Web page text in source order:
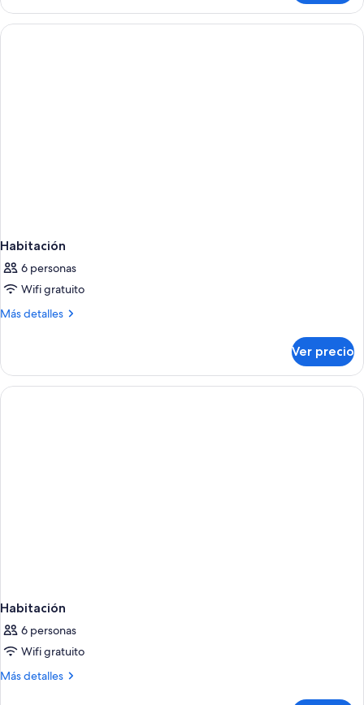
Habitación
6 personas
Wifi gratuito
Más detalles
Más
Ver precio
Habitación
6 personas
Wifi gratuito
Más detalles
Más